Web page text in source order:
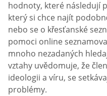
hodnoty, které následují
který si chce najít
nebo se o křesťanské
pomoci online
mnoho nezadaných
vztahy uvědomuje, že
ideologii a víru, se
problémy.